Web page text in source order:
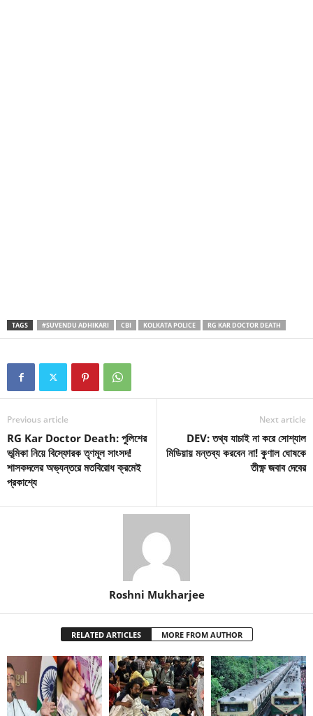
TAGS #SUVENDU ADHIKARI CBI KOLKATA POLICE RG KAR DOCTOR DEATH
Previous article
RG Kar Doctor Death: পুলিশের
ভূমিকা নিয়ে বিস্ফোরক তৃণমূল সাংসদ!
শাসকদলের অভ্যন্তরে মতবিরোধ ক্রমেই
প্রকাশ্যে
Next article
DEV: তথ্য যাচাই না করে সোশ্যাল
মিডিয়ায় মন্তব্য করবেন না! কুণাল ঘোষকে
তীক্ষ্ণ জবাব দেবের
Roshni Mukharjee
RELATED ARTICLES MORE FROM AUTHOR